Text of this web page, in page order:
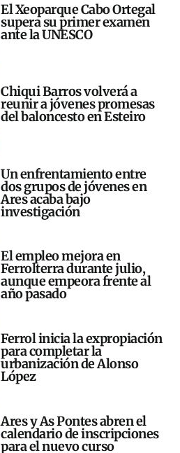
El Xeoparque Cabo Ortegal
supera su primer examen
ante la UNESCO
Chiqui Barros volverá a
reunir a jóvenes promesas
del baloncesto en Esteiro
Un enfrentamiento entre
dos grupos de jóvenes en
Ares acaba bajo
investigación
El empleo mejora en
Ferrolterra durante julio,
aunque empeora frente al
año pasado
Ferrol inicia la expropiación
para completar la
urbanización de Alonso
López
Ares y As Pontes abren el
calendario de inscripciones
para el nuevo curso